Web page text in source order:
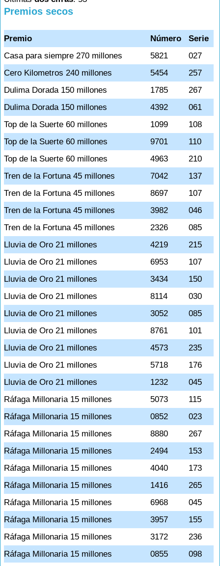
Premios secos
Premio Número
Serie
Casa para siempre 270 millones
5821
027
Cero Kilometros 240 millones
5454
257
Dulima Dorada 150 millones
1785
267
Dulima Dorada 150 millones
4392
061
Top de la Suerte 60 millones
1099
108
Top de la Suerte 60 millones
9701
110
Top de la Suerte 60 millones
4963
210
Tren de la Fortuna 45 millones
7042
137
Tren de la Fortuna 45 millones
8697
107
Tren de la Fortuna 45 millones
3982
046
Tren de la Fortuna 45 millones
2326
085
Lluvia de Oro 21 millones
4219
215
Lluvia de Oro 21 millones
6953
107
Lluvia de Oro 21 millones
3434
150
Lluvia de Oro 21 millones
8114
030
Lluvia de Oro 21 millones
3052
085
Lluvia de Oro 21 millones
8761
101
Lluvia de Oro 21 millones
4573
235
Lluvia de Oro 21 millones
5718
176
Lluvia de Oro 21 millones
1232
045
Ráfaga Millonaria 15 millones
5073
115
Ráfaga Millonaria 15 millones
0852
023
Ráfaga Millonaria 15 millones
8880
267
Ráfaga Millonaria 15 millones
2494
153
Ráfaga Millonaria 15 millones
4040
173
Ráfaga Millonaria 15 millones
1416
265
Ráfaga Millonaria 15 millones
6968
045
Ráfaga Millonaria 15 millones
3957
155
Ráfaga Millonaria 15 millones
3172
236
Ráfaga Millonaria 15 millones
0855
098